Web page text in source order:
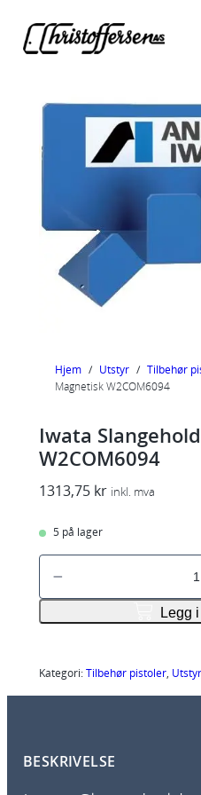
Hjem / Utstyr / Tilbehør
Magnetisk W2COM6094
Iwata
W2COM6094
1313,75 kr inkl. mva
5 på lager
I
S
l
g
Legg
Kategori:Tilbehør pistoler, Utstyr
BESKRIVELSE